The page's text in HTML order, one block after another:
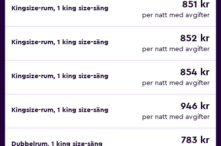
Kingsize-rum, 1 king size-säng 851 kr
per natt med avgifter
Kingsize-rum, 1 king size-säng 852 kr
per natt med avgifter
Kingsize-rum, 1 king size-säng 854 kr
per natt med avgifter
Kingsize-rum, 1 king size-säng 946 kr
per natt med avgifter
Dubbelrum, 1 king size-säng 783 kr